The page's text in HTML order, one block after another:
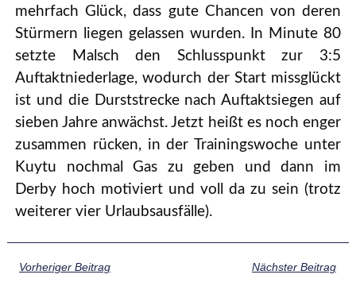
mehrfach Glück, dass gute Chancen von deren
Stürmern liegen gelassen wurden. In Minute 80
setzte Malsch den Schlusspunkt zur 3:5
Auftaktniederlage, wodurch der Start missglückt
ist und die Durststrecke nach Auftaktsiegen auf
sieben Jahre anwächst. Jetzt heißt es noch enger
zusammen rücken, in der Trainingswoche unter
Kuytu nochmal Gas zu geben und dann im
Derby hoch motiviert und voll da zu sein (trotz
weiterer vier Urlaubsausfälle).
Vorheriger Beitrag Nächster Beitrag